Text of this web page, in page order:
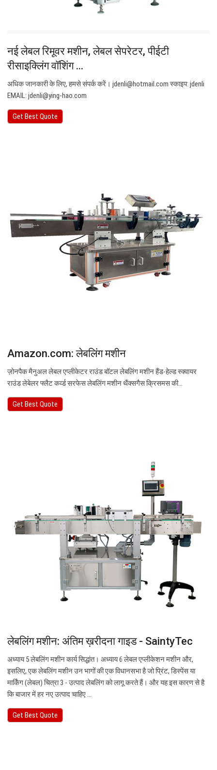
नई लेबल रिमूवर मशीन, लेबल सेपरेटर, पीईटी
रीसाइक्लिंग वॉशिंग ...
अधिक जानकारी के लिए, हमसे संपर्क करें। jdenli@hotmail.comस्काइप: jdenli
EMAIL: jdenli@ying-hao.com
Get Best Quote
Amazon.com: लेबलिंग मशीन
ज़ोनपैक मैनुअल लेबल एप्लीकेटर राउंड बॉटल लेबलिंग मशीन हैंड-हेल्ड स्क्वायर
राउंड लेबेलर फ्लैट कर्व्ड सरफेस लेबलिंग मशीन थैंक्सगैस क्रिसमस की…
Get Best Quote
लेबलिंग मशीन: अंतिम ख़रीदना गाइड - SaintyTec
अध्याय 5 लेबलिंग मशीन कार्य सिद्धांत। अध्याय 6 लेबल एप्लीकेशन मशीन और,
इसलिए, एक लेबलिंग मशीन उन भागों की एक विधानसभा है जो प्रिंट, डिस्पेंस या
मार्किंग (लेबल) चित्रा 3 - उत्पाद लेबलिंग को लागू करते हैं। और यह इस कारण से है
कि बाजार में हर नए उत्पाद चाहिए ...
Get Best Quote